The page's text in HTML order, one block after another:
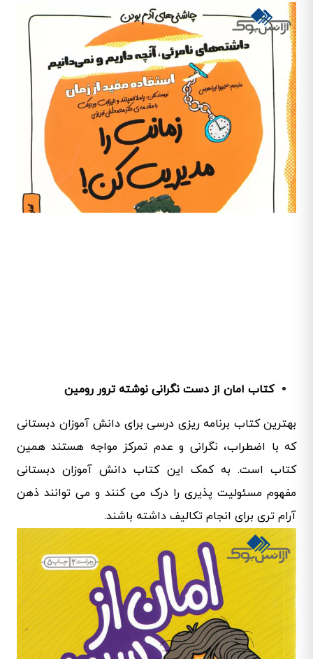
کتاب امان از دست نگرانی نوشته ترور رومین
بهترین کتاب برنامه ریزی درسی برای دانش آموزان دبستانی
که با اضطراب، نگرانی و عدم تمرکز مواجه هستند همین
کتاب است. به کمک این کتاب دانش آموزان دبستانی
مفهوم مسئولیت پذیری را درک می کنند و می توانند ذهن
آرام تری برای انجام تکالیف داشته باشند.